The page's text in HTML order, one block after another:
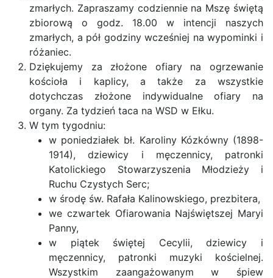
zmarłych. Zapraszamy codziennie na Mszę świętą
zbiorową o godz. 18.00 w intencji naszych
zmarłych, a pół godziny wcześniej na wypominki i
różaniec.
Dziękujemy za złożone ofiary na ogrzewanie
kościoła i kaplicy, a także za wszystkie
dotychczas złożone indywidualne ofiary na
organy. Za tydzień taca na WSD w Ełku.
W tym tygodniu:
w poniedziałek bł. Karoliny Kózkówny (1898-
1914), dziewicy i męczennicy, patronki
Katolickiego Stowarzyszenia Młodzieży i
Ruchu Czystych Serc;
w środę św. Rafała Kalinowskiego, prezbitera,
we czwartek Ofiarowania Najświętszej Maryi
Panny,
w piątek świętej Cecylii, dziewicy i
męczennicy, patronki muzyki kościelnej.
Wszystkim zaangażowanym w śpiew